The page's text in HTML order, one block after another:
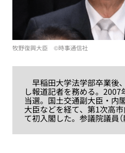
牧野復興大臣 ©︎時事通信社
早稲田大学法学部卒業後
し報道記者を務める。2007
当選。国土交通副大臣・内
大臣などを経て、第1次高
て初入閣した。参議院議員（